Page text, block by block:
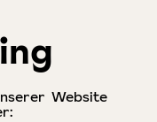
Website